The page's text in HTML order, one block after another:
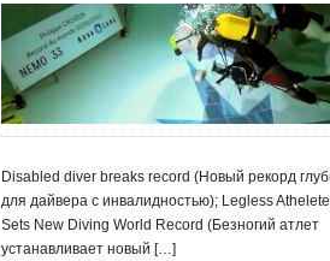
Disabled diver breaks record (Новый рекорд
для дайвера с инвалидностью); Legless Athelete
Sets New Diving World Record (Безногий атлет
устанавливает новый […]